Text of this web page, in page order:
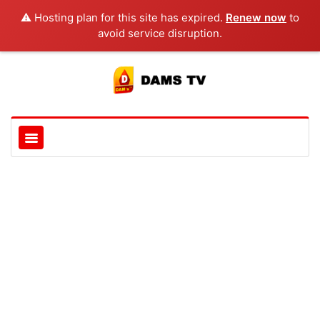
⚠️ Hosting plan for this site has expired. Renew now to
avoid service disruption.